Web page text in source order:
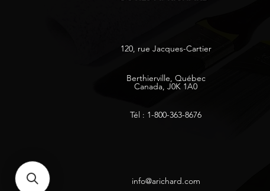
120, rue Jacques-Cartier
Berthierville, Québec
Canada, J0K 1A0
Tél : 1-800-363-8676
info@arichard.com